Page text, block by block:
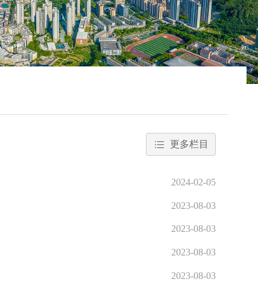
更多栏目
2024-02-05
2023-08-03
2023-08-03
2023-08-03
2023-08-03